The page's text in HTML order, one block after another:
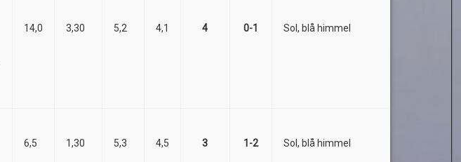
14,0 3,30 5,2 4,1 4 0-1 Sol, blå himmel
6,5 1,30 5,3 4,5 3 1-2 Sol, blå himmel